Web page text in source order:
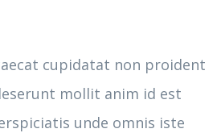
cupidatat non proident
mollit anim id est
unde omnis iste